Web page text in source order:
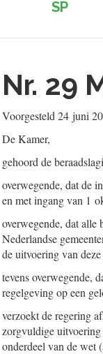
SP
Nr. 29
Voorgesteld 24 juni
De Kamer,
gehoord de
overwegende, dat de
en met ingang van 1
overwegende, dat
Nederlandse
de uitvoering van
tevens overwegende,
regelgeving op een
verzoekt de regering
zorgvuldige
onderdeel van de wet